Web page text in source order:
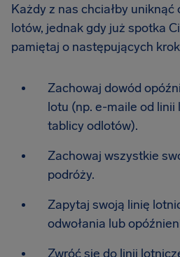
Każdy z nas chciałby uniknąć
lotów, jednak gdy już spotka
pamiętaj o następujących
Zachowaj dowód
lotu (np. e-maile od linii
tablicy odlotów).
Zachowaj wszystkie
podróży.
Zapytaj swoją linię
odwołania lub
Zwróć się do linii